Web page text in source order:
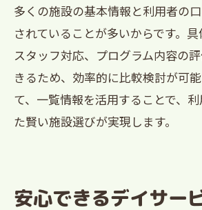
利用者の本音が語る西宮
の魅力的な時間
西宮市デイサービス体験
一日
口コミから学ぶ西宮市デ
スの心地よさ
多くの施設の基本情報と利用者の
されていることが多いからです。
スタッフ対応、プログラム内容の
きるため、効率的に比較検討が可
て、一覧情報を活用することで、
た賢い施設選びが実現します。
安心できるデイサー